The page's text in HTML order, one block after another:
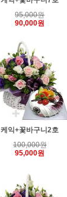
95,000원
90,000원
케익+꽃바구니2호
100,000원
95,000원